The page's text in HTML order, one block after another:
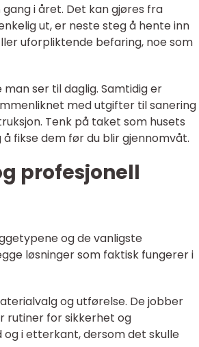
i året. Det kan gjøres fra
ut, er neste steg å hente inn
uforpliktende befaring, noe som
ser til daglig. Samtidig er
med utgifter til sanering
Tenk på taket som husets
fikse dem før du blir gjennomvåt.
profesjonell
og de vanligste
løsninger som faktisk fungerer i
og utførelse. De jobber
rutiner for sikkerhet og
i etterkant, dersom det skulle